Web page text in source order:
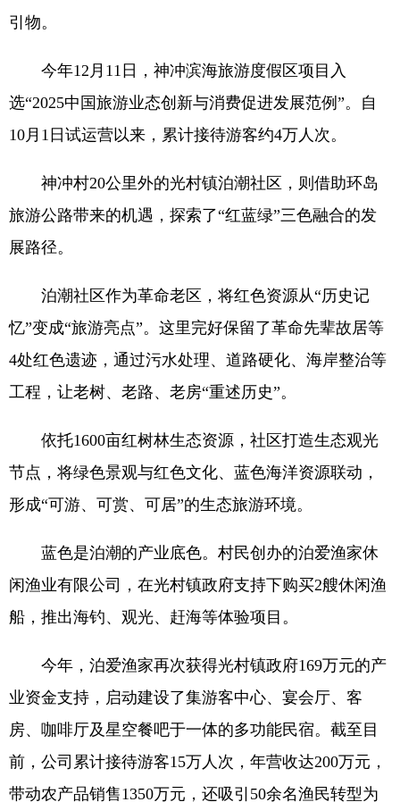
引物。
今年12月11日，神冲滨海旅游度假区项目入
选“2025中国旅游业态创新与消费促进发展范例”。自
10月1日试运营以来，累计接待游客约4万人次。
神冲村20公里外的光村镇泊潮社区，则借助环岛
旅游公路带来的机遇，探索了“红蓝绿”三色融合的发
展路径。
泊潮社区作为革命老区，将红色资源从“历史记
忆”变成“旅游亮点”。这里完好保留了革命先辈故居等
4处红色遗迹，通过污水处理、道路硬化、海岸整治等
工程，让老树、老路、老房“重述历史”。
依托1600亩红树林生态资源，社区打造生态观光
节点，将绿色景观与红色文化、蓝色海洋资源联动，
形成“可游、可赏、可居”的生态旅游环境。
蓝色是泊潮的产业底色。村民创办的泊爱渔家休
闲渔业有限公司，在光村镇政府支持下购买2艘休闲渔
船，推出海钓、观光、赶海等体验项目。
今年，泊爱渔家再次获得光村镇政府169万元的产
业资金支持，启动建设了集游客中心、宴会厅、客
房、咖啡厅及星空餐吧于一体的多功能民宿。截至目
前，公司累计接待游客15万人次，年营收达200万元，
带动农产品销售1350万元，还吸引50余名渔民转型为